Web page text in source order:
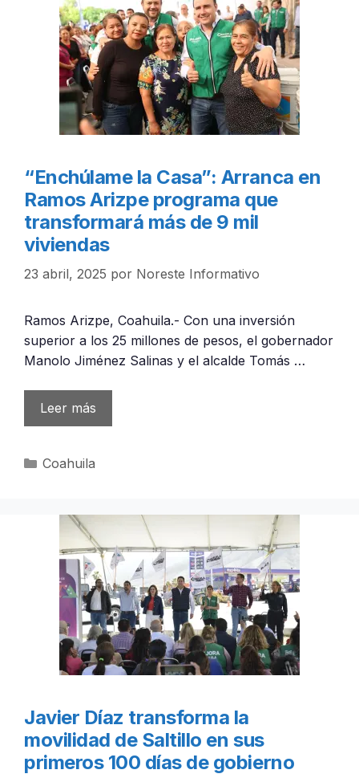
“Enchúlame la Casa”: Arranca en
Ramos Arizpe programa que
transformará más de 9 mil
viviendas
23 abril, 2025 por Noreste Informativo
Ramos Arizpe, Coahuila.- Con una inversión
superior a los 25 millones de pesos, el gobernador
Manolo Jiménez Salinas y el alcalde Tomás …
Leer más
Categorías
Coahuila
Javier Díaz transforma la
movilidad de Saltillo en sus
primeros 100 días de gobierno